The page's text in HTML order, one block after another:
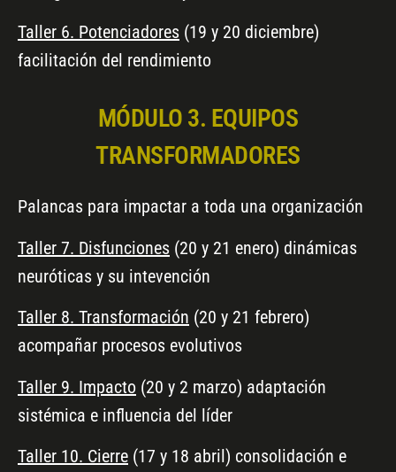
Taller 6. Potenciadores (19 y 20 diciembre)
facilitación del rendimiento
MÓDULO 3. EQUIPOS
TRANSFORMADORES
Palancas para impactar a toda una organización
Taller 7. Disfunciones (20 y 21 enero) dinámicas
neuróticas y su intevención
Taller 8. Transformación (20 y 21 febrero)
acompañar procesos evolutivos
Taller 9. Impacto (20 y 2 marzo) adaptación
sistémica e influencia del líder
Taller 10. Cierre (17 y 18 abril) consolidación e